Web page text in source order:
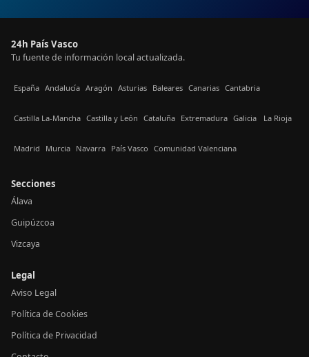
24h País Vasco
Tu fuente de información local actualizada.
España Andalucía Aragón Asturias Baleares Canarias Cantabria
Castilla La-Mancha Castilla y León Cataluña Extremadura Galicia La Rioja
Madrid Murcia Navarra País Vasco Comunidad Valenciana
Secciones
Álava
Guipúzcoa
Vizcaya
Legal
Aviso Legal
Política de Cookies
Política de Privacidad